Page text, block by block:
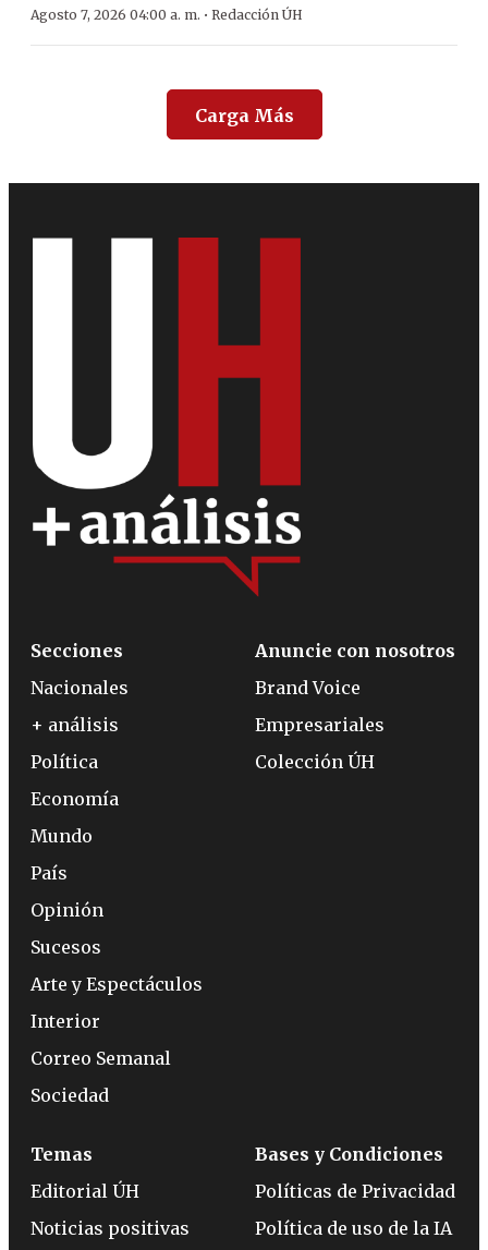
Agosto 7, 2026 04:00 a. m. · Redacción ÚH
Carga Más
Secciones
Nacionales
+ análisis
Política
Economía
Mundo
País
Opinión
Sucesos
Arte y Espectáculos
Interior
Correo Semanal
Sociedad
Anuncie con nosotros
Brand Voice
Empresariales
Colección ÚH
Temas
Editorial ÚH
Noticias positivas
Bases y Condiciones
Políticas de Privacidad
Política de uso de la IA